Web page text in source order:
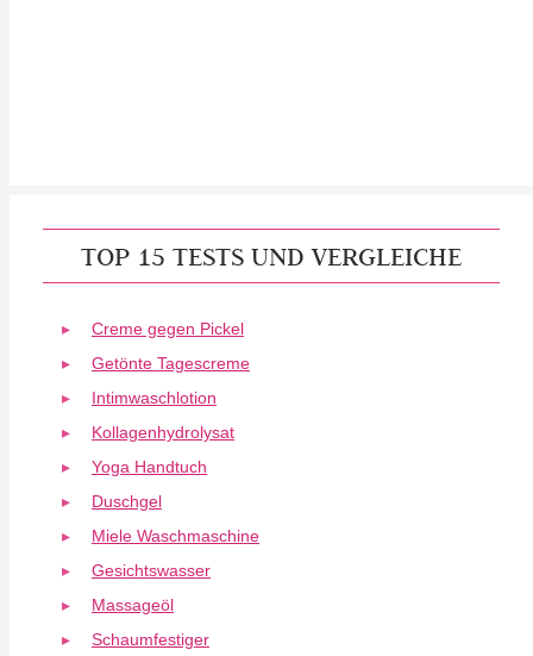
TOP 15 TESTS UND VERGLEICHE
Creme gegen Pickel
Getönte Tagescreme
Intimwaschlotion
Kollagenhydrolysat
Yoga Handtuch
Duschgel
Miele Waschmaschine
Gesichtswasser
Massageöl
Schaumfestiger